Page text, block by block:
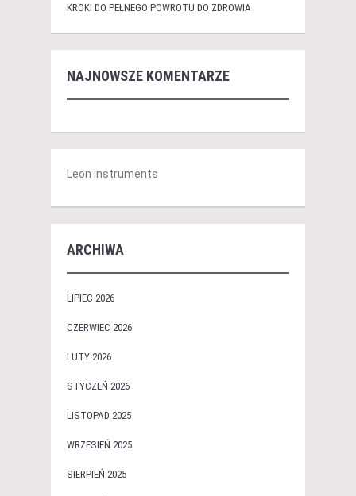
KROKI DO PEŁNEGO POWROTU DO ZDROWIA
NAJNOWSZE KOMENTARZE
Leon instruments
ARCHIWA
LIPIEC 2026
CZERWIEC 2026
LUTY 2026
STYCZEŃ 2026
LISTOPAD 2025
WRZESIEŃ 2025
SIERPIEŃ 2025